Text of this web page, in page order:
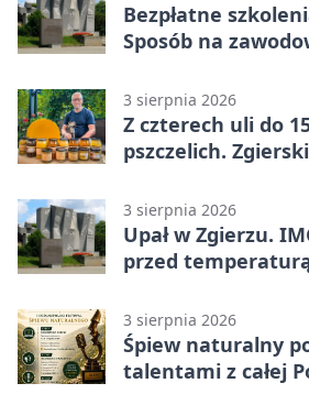
Bezpłatne
Sposób na
3 sierpnia 2026
Z czterech uli do
pszczelich.
3 sierpnia 2026
Upał w Zgierzu.
przed
3 sierpnia 2026
Śpiew naturalny
talentami z całej